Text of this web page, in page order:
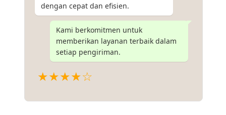
dengan cepat dan efisien.
Kami berkomitmen untuk
memberikan layanan terbaik dalam
setiap pengiriman.
★★★★☆